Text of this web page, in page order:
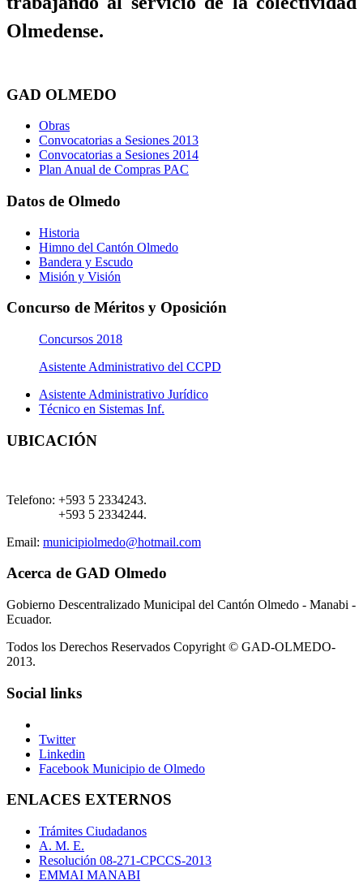
Olmedense.
GAD OLMEDO
Obras
Convocatorias a Sesiones 2013
Convocatorias a Sesiones 2014
Plan Anual de Compras PAC
Datos de Olmedo
Historia
Himno del Cantón Olmedo
Bandera y Escudo
Misión y Visión
Concurso de Méritos y Oposición
Concursos 2018
Asistente Administrativo del CCPD
Asistente Administrativo Jurídico
Técnico en Sistemas Inf.
UBICACIÓN
Telefono: +593 5 2334243.
+593 5 2334244.
Email: municipiolmedo@hotmail.com
Acerca de GAD Olmedo
Gobierno Descentralizado Municipal del Cantón Olmedo - Manabi -
Ecuador.
Todos los Derechos Reservados Copyright © GAD-OLMEDO-
2013.
Social links
Twitter
Linkedin
Facebook Municipio de Olmedo
ENLACES EXTERNOS
Trámites Ciudadanos
A. M. E.
Resolución 08-271-CPCCS-2013
EMMAI MANABI